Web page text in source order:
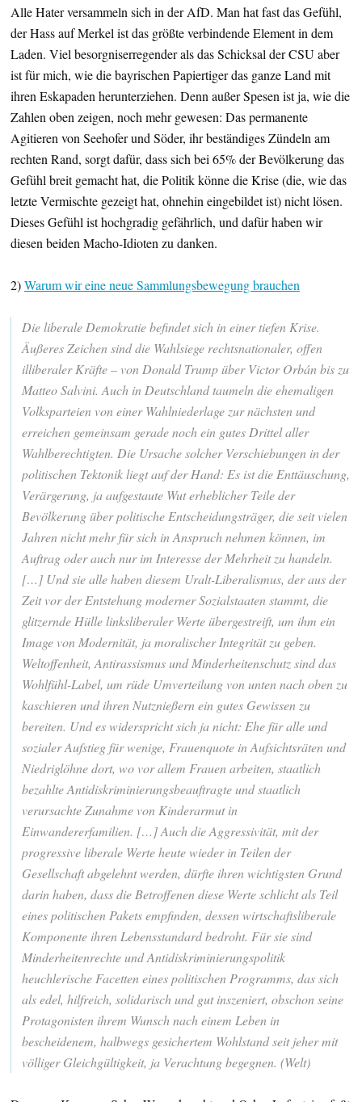
Alle Hater versammeln sich in der AfD. Man hat fast das Gefühl,
der Hass auf Merkel ist das größte verbindende Element in dem
Laden. Viel besorgniserregender als das Schicksal der CSU aber
ist für mich, wie die bayrischen Papiertiger das ganze Land mit
ihren Eskapaden herunterziehen. Denn außer Spesen ist ja, wie die
Zahlen oben zeigen, noch mehr gewesen: Das permanente
Agitieren von Seehofer und Söder, ihr beständiges Zündeln am
rechten Rand, sorgt dafür, dass sich bei 65% der Bevölkerung das
Gefühl breit gemacht hat, die Politik könne die Krise (die, wie das
letzte Vermischte gezeigt hat, ohnehin eingebildet ist) nicht lösen.
Dieses Gefühl ist hochgradig gefährlich, und dafür haben wir
diesen beiden Macho-Idioten zu danken.
2)Warum wir eine neue Sammlungsbewegung brauchen
Die liberale Demokratie befindet sich in einer tiefen Krise.
Äußeres Zeichen sind die Wahlsiege rechtsnationaler, offen
illiberaler Kräfte – von Donald Trump über Victor Orbán bis zu
Matteo Salvini. Auch in Deutschland taumeln die ehemaligen
Volksparteien von einer Wahlniederlage zur nächsten und
erreichen gemeinsam gerade noch ein gutes Drittel aller
Wahlberechtigten. Die Ursache solcher Verschiebungen in der
politischen Tektonik liegt auf der Hand: Es ist die Enttäuschung,
Verärgerung, ja aufgestaute Wut erheblicher Teile der
Bevölkerung über politische Entscheidungsträger, die seit vielen
Jahren nicht mehr für sich in Anspruch nehmen können, im
Auftrag oder auch nur im Interesse der Mehrheit zu handeln.
[…] Und sie alle haben diesem Uralt-Liberalismus, der aus der
Zeit vor der Entstehung moderner Sozialstaaten stammt, die
glitzernde Hülle linksliberaler Werte übergestreift, um ihm ein
Image von Modernität, ja moralischer Integrität zu geben.
Weltoffenheit, Antirassismus und Minderheitenschutz sind das
Wohlfühl-Label, um rüde Umverteilung von unten nach oben zu
kaschieren und ihren Nutznießern ein gutes Gewissen zu
bereiten. Und es widerspricht sich ja nicht: Ehe für alle und
sozialer Aufstieg für wenige, Frauenquote in Aufsichtsräten und
Niedriglöhne dort, wo vor allem Frauen arbeiten, staatlich
bezahlte Antidiskriminierungsbeauftragte und staatlich
verursachte Zunahme von Kinderarmut in
Einwandererfamilien. […] Auch die Aggressivität, mit der
progressive liberale Werte heute wieder in Teilen der
Gesellschaft abgelehnt werden, dürfte ihren wichtigsten Grund
darin haben, dass die Betroffenen diese Werte schlicht als Teil
eines politischen Pakets empfinden, dessen wirtschaftsliberale
Komponente ihren Lebensstandard bedroht. Für sie sind
Minderheitenrechte und Antidiskriminierungspolitik
heuchlerische Facetten eines politischen Programms, das sich
als edel, hilfreich, solidarisch und gut inszeniert, obschon seine
Protagonisten ihrem Wunsch nach einem Leben in
bescheidenem, halbwegs gesichertem Wohlstand seit jeher mit
völliger Gleichgültigkeit, ja Verachtung begegnen. (Welt)